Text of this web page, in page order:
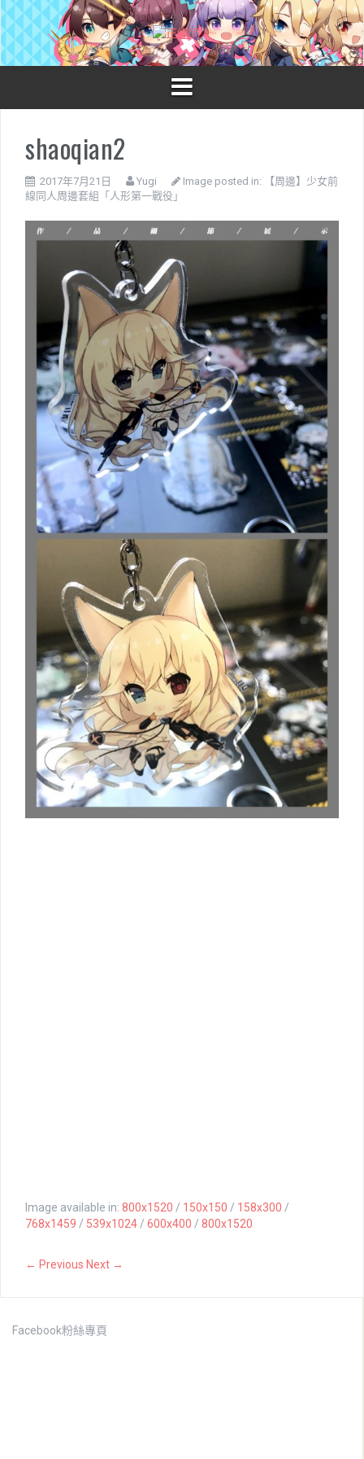
S
k
p
shaoqian2
2017年7月21日 Yugi Image posted in:
【周邊】少女前
線同人周邊套組「人形第一戰役」
Image available in: 800x1520 / 150x150 / 158x300 /
768x1459 / 539x1024 / 600x400 / 800x1520
← Previous Next →
Facebook粉絲專頁